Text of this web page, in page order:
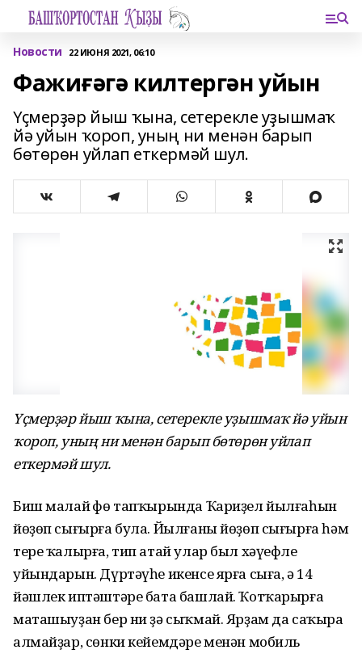
Новости 22 ИЮНЯ 2021, 06:10
Фажиғәгә килтергән уйын
Үҫмерҙәр йыш ҡына, сетерекле уҙышмаҡ
йә уйын ҡороп, уның ни менән барып
бөтөрөн уйлап еткермәй шул.
Үҫмерҙәр йыш ҡына, сетерекле уҙышмаҡ йә уйын
ҡороп, уның ни менән барып бөтөрөн уйлап
еткермәй шул.
Биш малай Өфө тапҡырында Ҡариҙел йылғаһын
йөҙөп сығырға була. Йылғаны йөҙөп сығырға һәм
тере ҡалырға, тип атай улар был хәүефле
уйындарын. Дүртәүһе икенсе ярға сыға, ә 14
йәшлек иптәштәре бата башлай. Ҡотҡарырға
маташыуҙан бер ни ҙә сыҡмай. Ярҙам да саҡыра
алмайҙар, сөнки кейемдәре менән мобиль